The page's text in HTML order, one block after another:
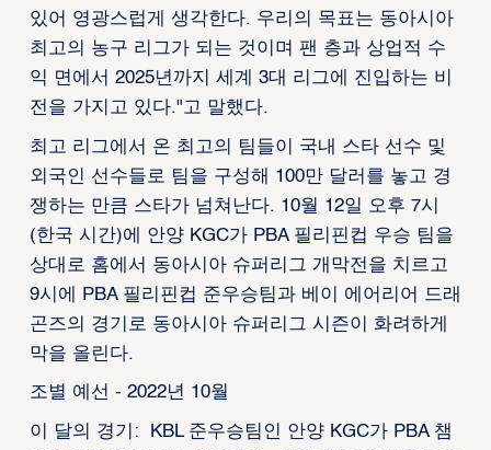
있어 영광스럽게 생각한다. 우리의 목표는 동아시아
최고의 농구 리그가 되는 것이며 팬 층과 상업적 수
익 면에서 2025년까지 세계 3대 리그에 진입하는 비
전을 가지고 있다."고 말했다.
최고 리그에서 온 최고의 팀들이 국내 스타 선수 및
외국인 선수들로 팀을 구성해 100만 달러를 놓고 경
쟁하는 만큼 스타가 넘쳐난다. 10월 12일 오후 7시
(한국 시간)에 안양 KGC가 PBA 필리핀컵 우승 팀을
상대로 홈에서 동아시아 슈퍼리그 개막전을 치르고
9시에 PBA 필리핀컵 준우승팀과 베이 에어리어 드래
곤즈의 경기로 동아시아 슈퍼리그 시즌이 화려하게
막을 올린다.
조별 예선 - 2022년 10월
이 달의 경기: KBL 준우승팀인 안양 KGC가 PBA 챔